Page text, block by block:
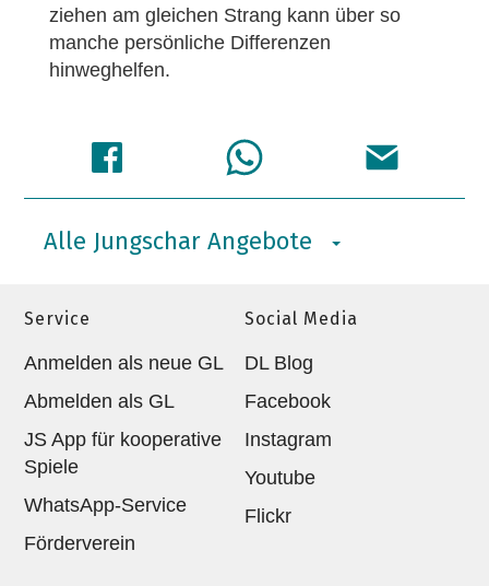
ziehen am gleichen Strang kann über so
manche persönliche Differenzen
hinweghelfen.
Alle Jungschar Angebote
Service
Anmelden als neue GL
Abmelden als GL
JS App für kooperative
Spiele
WhatsApp-Service
Förderverein
Social Media
DL Blog
Facebook
Instagram
Youtube
Flickr